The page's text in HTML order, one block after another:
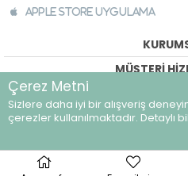
Apple Store Uygulama
MÜŞTERİ
©breeze.com.tr -
Çerez Metni
Sizlere daha iyi bir alışveriş
çerezler kullanılmaktadır. Detaylı